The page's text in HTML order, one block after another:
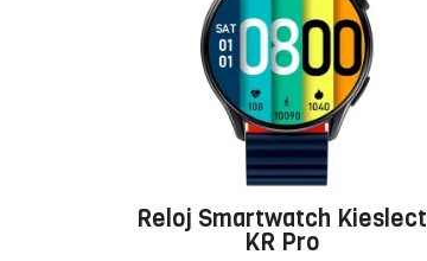
Reloj Smartwatch Kieslect
KR Pro